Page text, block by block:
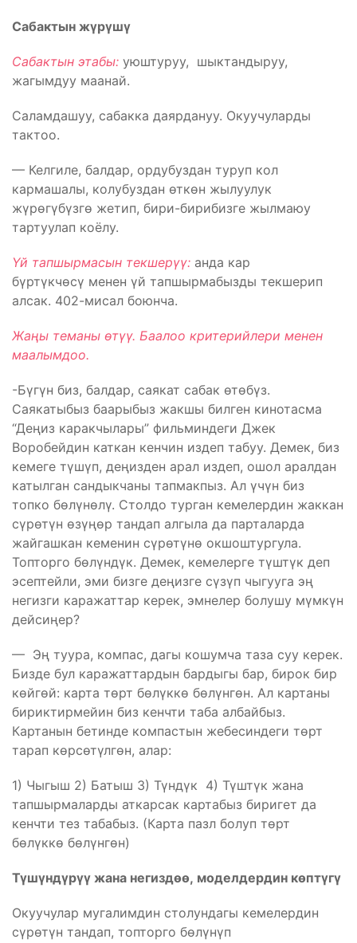
Сабактын жүрүшү
Сабактын этабы: уюштуруу, шыктандыруу,
жагымдуу маанай.
Саламдашуу, сабакка даярдануу. Окуучуларды
тактоо.
— Келгиле, балдар, ордубуздан туруп кол
кармашалы, колубуздан өткөн жылуулук
жүрөгүбүзгө жетип, бири-бирибизге жылмаюу
тартуулап коёлу.
Үй тапшырмасын текшерүү: анда кар
бүртүкчөсү менен үй тапшырмабызды текшерип
алсак. 402-мисал боюнча.
Жаңы теманы өтүү. Баалоо критерийлери менен
маалымдоо.
-Бүгүн биз, балдар, саякат сабак өтөбүз.
Саякатыбыз баарыбыз жакшы билген кинотасма
“Деңиз каракчылары” фильминдеги Джек
Воробейдин каткан кенчин издеп табуу. Демек, биз
кемеге түшүп, деңизден арал издеп, ошол аралдан
катылган сандыкчаны тапмакпыз. Ал үчүн биз
топко бөлүнөлү. Столдо турган кемелердин жаккан
сүрөтүн өзүңөр тандап алгыла да парталарда
жайгашкан кеменин сүрөтүнө окшоштургула.
Топторго бөлүндүк. Демек, кемелерге түштүк деп
эсептейли, эми бизге деңизге сүзүп чыгууга эң
негизги каражаттар керек, эмнелер болушу мүмкүн
дейсиңер?
— Эң туура, компас, дагы кошумча таза суу керек.
Бизде бул каражаттардын бардыгы бар, бирок бир
көйгөй: карта төрт бөлүккө бөлүнгөн. Ал картаны
бириктирмейин биз кенчти таба албайбыз.
Картанын бетинде компастын жебесиндеги төрт
тарап көрсөтүлгөн, алар:
1) Чыгыш 2) Батыш 3) Түндүк 4) Түштүк жана
тапшырмаларды аткарсак картабыз биригет да
кенчти тез табабыз. (Карта пазл болуп төрт
бөлүккө бөлүнгөн)
Түшүндүрүү жана негиздөө, моделдердин көптүгү
Окуучулар мугалимдин столундагы кемелердин
сүрөтүн тандап, топторго бөлүнүп